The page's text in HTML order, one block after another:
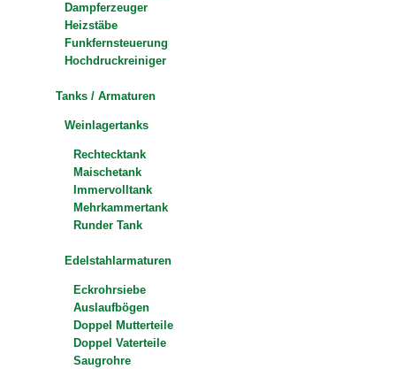
Dampferzeuger
Heizstäbe
Funkfernsteuerung
Hochdruckreiniger
Tanks / Armaturen
Weinlagertanks
Rechtecktank
Maischetank
Immervolltank
Mehrkammertank
Runder Tank
Edelstahlarmaturen
Eckrohrsiebe
Auslaufbögen
Doppel Mutterteile
Doppel Vaterteile
Saugrohre